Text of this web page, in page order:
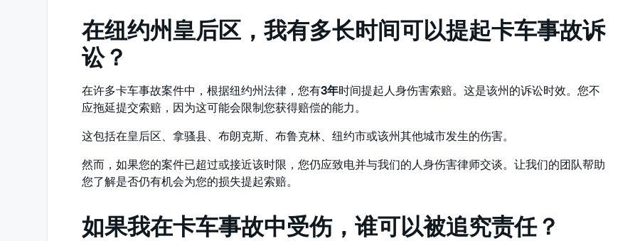
在纽约州皇后区，我有多长时间可以提起卡车事故诉
讼？
在许多卡车事故案件中，根据纽约州法律，您有3年时间提起人身伤害索赔。这是该州的诉讼时效。您不
应拖延提交索赔，因为这可能会限制您获得赔偿的能力。
这包括在皇后区、拿骚县、布朗克斯、布鲁克林、纽约市或该州其他城市发生的伤害。
然而，如果您的案件已超过或接近该时限，您仍应致电并与我们的人身伤害律师交谈。让我们的团队帮助
您了解是否仍有机会为您的损失提起索赔。
如果我在卡车事故中受伤，谁可以被追究责任？